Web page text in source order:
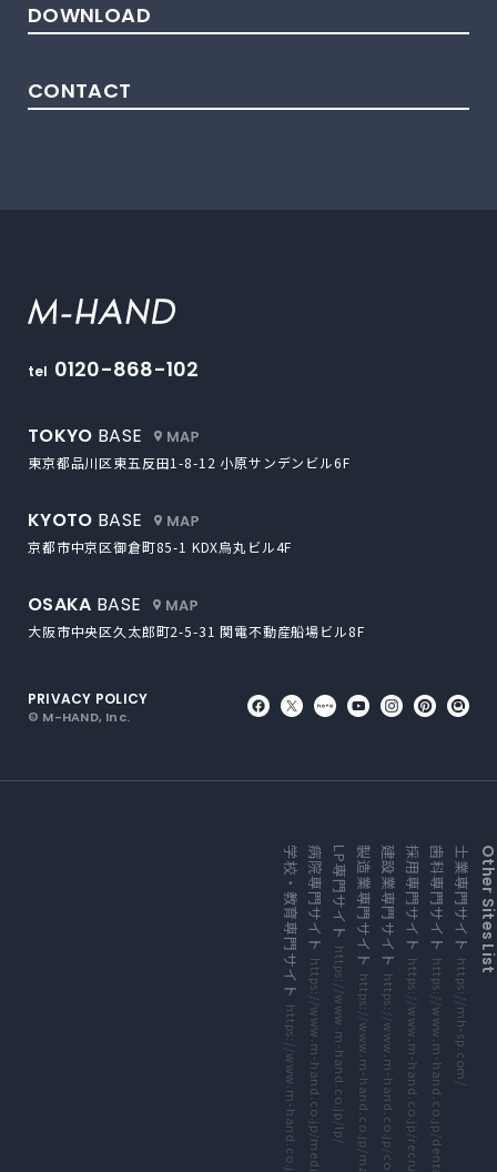
DOWNLOAD
CONTACT
tel 0120-868-102
TOKYO BASE 外部サイトにリンクします
東京都品川区東五反田1-8-12 小原サンデンビル6F
KYOTO BASE 外部サイトにリンクします
京都市中京区御倉町85-1 KDX烏丸ビル4F
OSAKA BASE 外部サイトにリンクします
大阪市中央区久太郎町2-5-31関電不動産船場ビル8F
外部サイトにリンクします
外部サイトにリンクしま
外部サイトにリンク
外部サイトにリ
外部サイト
外部サ
外
PRIVACY POLICY
© M-HAND, Inc.
Other
士業専門サイト
https://mh-sp.com/
外部サイトにリンクします
歯科専門サイト
https://www.m-hand.co.jp/dental-clinic/
外部サイトにリンクします
採用専門サイト
https://www.m-hand.co.jp/recruitment/
外部サイトにリンクします
建設業専門サイト
https://www.m-hand.co.jp/construction/
外部サイトにリンクします
製造業専門サイト
https://www.m-hand.co.jp/manufacture/
外部サイトにリンクします
LP専門サイト
https://www.m-hand.co.jp/lp/
外部サイトにリンクします
病院専門サイト
https://www.m-hand.co.jp/medical/
外部サイトにリンクします
学校・教育専門サイト
外部サイトにリンクします